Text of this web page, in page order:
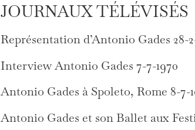
JOURNAUX TÉLÉVISÉS
Représentation d’Antonio Gades 28-
Interview Antonio Gades 7-7-1970
Antonio Gades à Spoleto, Rome 8-7-
Antonio Gades et son Ballet aux